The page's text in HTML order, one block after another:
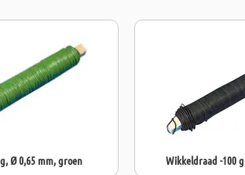
Ø 0,65 mm, groen Wikkeldraad -100